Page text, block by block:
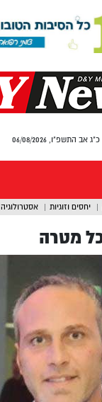
כ"ג אב התשפ"ו, 06/08/2026
יחסים וזוגיות אסטרולוגיה
מטרה